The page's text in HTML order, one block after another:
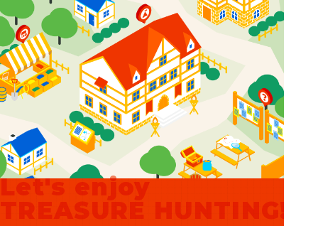
Let's enjoy
TREASURE HUNTING!